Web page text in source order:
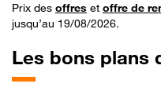
Prix des offres et offre de
jusqu’au 19/08/2026.
Les bons plans